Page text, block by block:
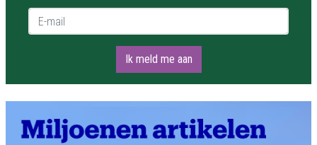
E-mail *
Ik meld me aan